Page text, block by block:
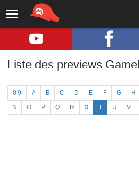
Liste des previews
0-9 A B C D E F G H
N O P Q R S T U V